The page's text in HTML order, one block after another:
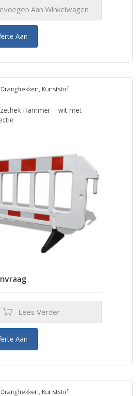
Aan Winkelwagen
Aan
Dranghekken, Kunststof
Hammer – wit met
Lees Verder
Aan
Dranghekken, Kunststof